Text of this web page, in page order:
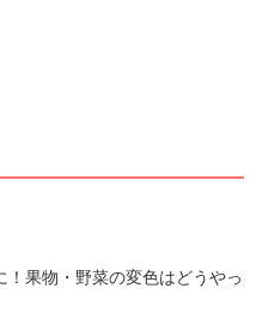
！果物・野菜の変色はどうやっ